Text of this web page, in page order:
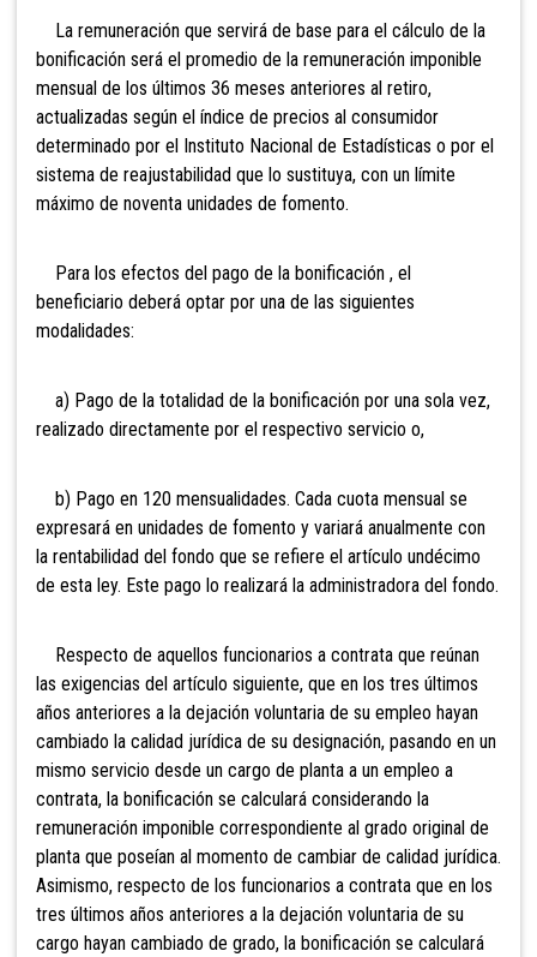
La remuneración que servirá de base para el cálculo de la
bonificación será el promedio de la remuneración imponible
mensual de los últimos 36 meses anteriores al retiro,
actualizadas según el índice de precios al consumidor
determinado por el Instituto Nacional de Estadísticas o por el
sistema de reajustabilidad que lo sustituya, con un límite
máximo de noventa unidades de fomento.
Para los efectos del pago de la bonificación , el
beneficiario deberá optar por una de las siguientes
modalidades:
a) Pago de la totalidad de la bonificación por una sola vez,
realizado directamente por el respectivo servicio o,
b) Pago en 120 mensualidades. Cada cuota mensual se
expresará en unidades de fomento y variará anualmente con
la rentabilidad del fondo que se refiere el artículo undécimo
de esta ley. Este pago lo realizará la administradora del fondo.
Respecto de aquellos funcionarios a contrata que reúnan
las exigencias del artículo siguiente, que en los tres últimos
años anteriores a la dejación voluntaria de su empleo hayan
cambiado la calidad jurídica de su designación, pasando en un
mismo servicio desde un cargo de planta a un empleo a
contrata, la bonificación se calculará considerando la
remuneración imponible correspondiente al grado original de
planta que poseían al momento de cambiar de calidad jurídica.
Asimismo, respecto de los funcionarios a contrata que en los
tres últimos años anteriores a la dejación voluntaria de su
cargo hayan cambiado de grado, la bonificación se calculará